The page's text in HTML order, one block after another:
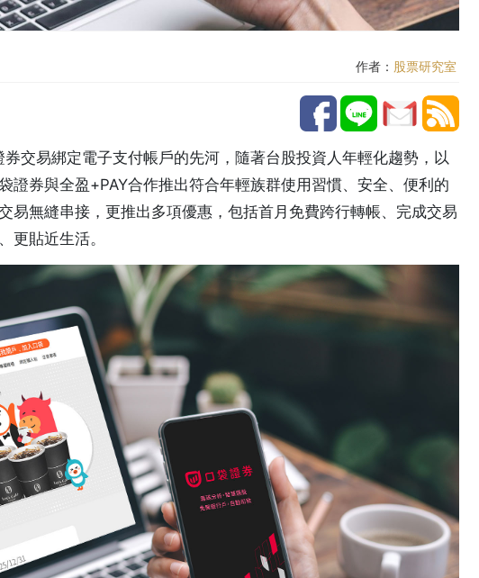
作者： 股票研究室
交易綁定電子支付帳戶的先河，隨著台股投資人年輕化趨勢，以
證券與全盈+PAY合作推出符合年輕族群使用習慣、安全、便利的
易無縫串接，更推出多項優惠，包括首月免費跨行轉帳、完成交易
更貼近生活。